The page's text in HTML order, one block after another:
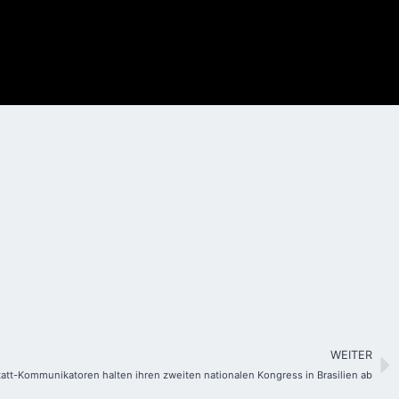
WEITER
Kommunikatoren halten ihren zweiten nationalen Kongress in Brasilien ab